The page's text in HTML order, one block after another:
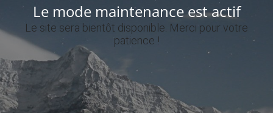
Le mode maintenance est actif
Le site sera bientôt disponible. Merci pour votre
patience !